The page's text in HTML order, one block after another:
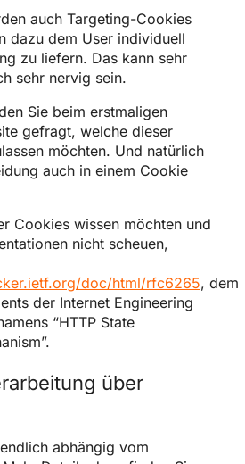
auch Targeting-Cookies
dazu dem User individuell
zu liefern. Das kann sehr
sehr nervig sein.
Sie beim erstmaligen
gefragt, welche dieser
möchten. Und natürlich
auch in einem Cookie
Cookies wissen möchten und
nicht scheuen,
doc/html/rfc6265, dem
der Internet Engineering
“HTTP State
über
abhängig vom